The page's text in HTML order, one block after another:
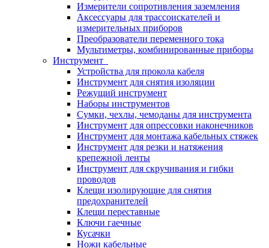
Измерители сопротивления заземления
Аксессуары для трассоискателей и
измерительных приборов
Преобразователи переменного тока
Мультиметры, комбинированные приборы
Инструмент
Устройства для прокола кабеля
Инструмент для снятия изоляции
Режущий инструмент
Наборы инструментов
Сумки, чехлы, чемоданы для инструмента
Инструмент для опрессовки наконечников
Инструмент для монтажа кабельных стяжек
Инструмент для резки и натяжения
крепежной ленты
Инструмент для скручивания и гибки
проводов
Клещи изолирующие для снятия
предохранителей
Клещи переставные
Ключи гаечные
Кусачки
Ножи кабельные